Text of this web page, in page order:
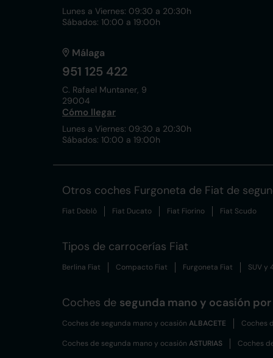
Lunes a Viernes: 09:30 a 20:30h
Sábados: 10:00 a 19:00h
Málaga
951 125 422
C. Rafael Muntaner, 9
29004
Cómo llegar
Lunes a Viernes: 09:30 a 20:30h
Sábados: 10:00 a 19:00h
Otros coches Furgoneta de Fiat de
Fiat Doblò Fiat Ducato Fiat Fiorino Fiat Scudo
Tipos de carrocerías Fiat
Berlina Fiat Compacto Fiat Furgoneta Fiat SUV y
Coches de segunda mano y ocasión
Coches de segunda mano y ocasión ALBACETE Coches
Coches de segunda mano y ocasión ASTURIAS Coches